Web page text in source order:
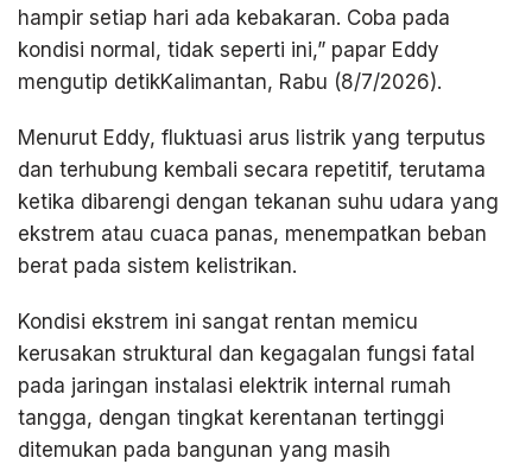
hampir setiap hari ada kebakaran. Coba pada
kondisi normal, tidak seperti ini,” papar Eddy
mengutip detikKalimantan, Rabu (8/7/2026).
Menurut Eddy, fluktuasi arus listrik yang terputus
dan terhubung kembali secara repetitif, terutama
ketika dibarengi dengan tekanan suhu udara yang
ekstrem atau cuaca panas, menempatkan beban
berat pada sistem kelistrikan.
Kondisi ekstrem ini sangat rentan memicu
kerusakan struktural dan kegagalan fungsi fatal
pada jaringan instalasi elektrik internal rumah
tangga, dengan tingkat kerentanan tertinggi
ditemukan pada bangunan yang masih